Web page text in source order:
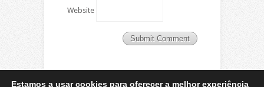
Website
Estamos a usar cookies para oferecer a melhor experiência